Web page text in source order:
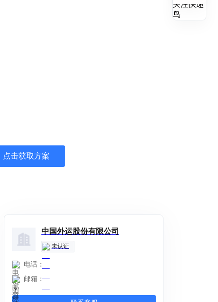
关注快递
鸟
点击获取方案
中国外运股份有限公司
未认证
电话：
邮箱：